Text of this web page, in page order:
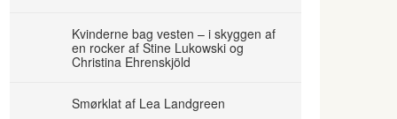
Kvinderne bag vesten – i skyggen af
en rocker af Stine Lukowski og
Christina Ehrenskjöld
Smørklat af Lea Landgreen